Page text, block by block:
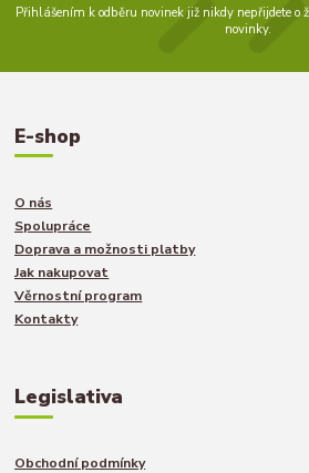
Přihlášením k odběru novinek již nikdy nepřijdete o
novinky.
E-shop
O nás
Spolupráce
Doprava a možnosti platby
Jak nakupovat
Věrnostní program
Kontakty
Legislativa
Obchodní podmínky